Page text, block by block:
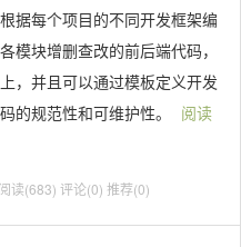
据每个项目的不同开发框架编
模块增删查改的前后端代码，
，并且可以通过模板定义开发
的规范性和可维护性。
阅读
阅读(683) 评论(0) 推荐(0)